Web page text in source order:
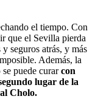
el tiempo. Con
que el Sevilla pierda
seguros atrás, y más
Además, la
puede curarcon
lugar de la
Cholo.